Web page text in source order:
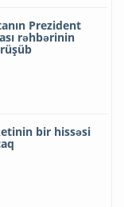
Prezident
rəhbərinin
bir hissəsi